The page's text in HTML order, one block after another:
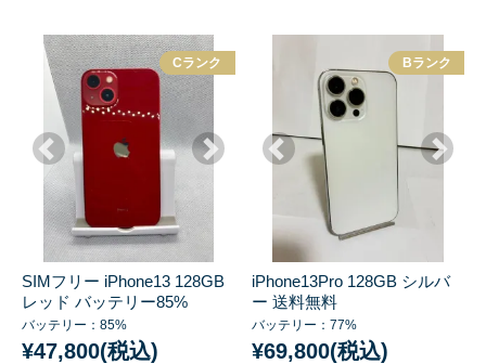
Cランク
SIMフリー iPhone13 128GB
レッド バッテリー85%
バッテリー：85%
¥47,800(税込)
Bランク
iPhone13Pro 128GB シルバ
ー 送料無料
バッテリー：77%
¥69,800(税込)